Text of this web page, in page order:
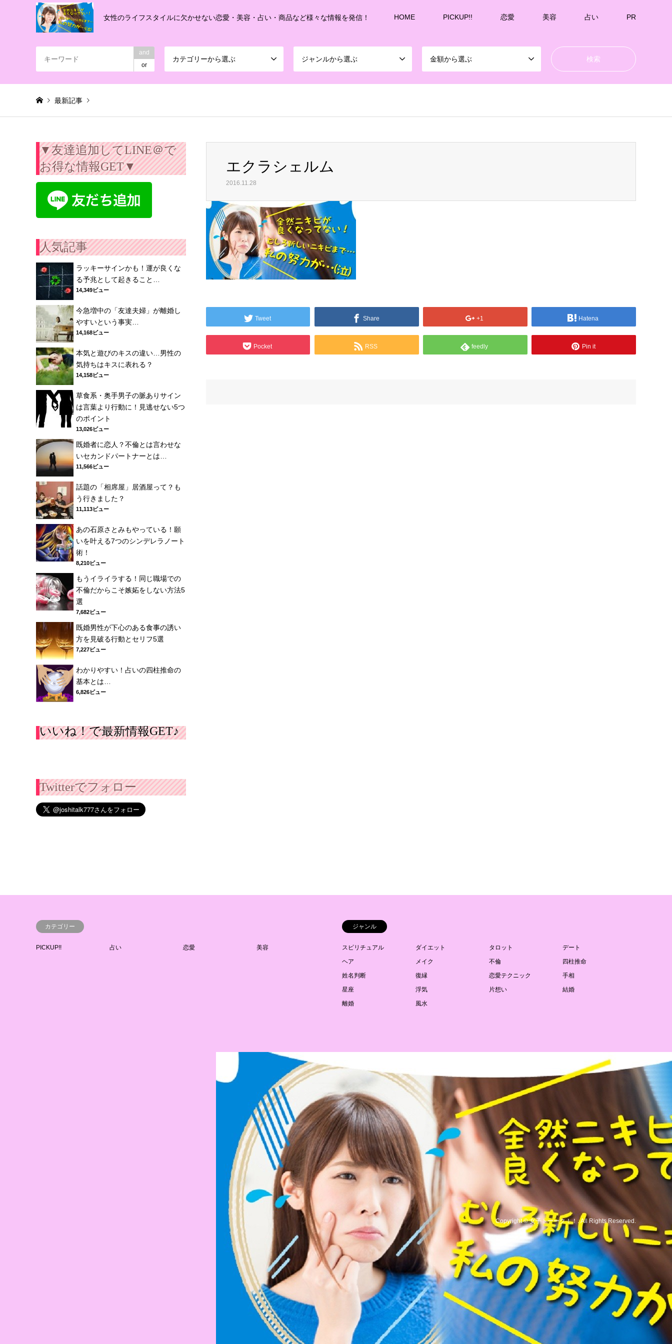
女性のライフスタイルに欠かせない恋愛・美容・占い・商品など様々な情報を発信！ HOME PICKUP!! 恋愛 美容 占い PR
and
or
カテゴリーから選ぶ ジャンルから選ぶ 金額から選ぶ
最新記事
エクラシェルム エクラシェルム
2016.11.28
Tweet Share +1 Hatena
Pocket RSS feedly Pin it
▼友達追加してLINE＠で
お得な情報GET▼
人気記事
ラッキーサインかも！運が良くな
る予兆として起きること…
14,349ビュー
今急増中の「友達夫婦」が離婚し
やすいという事実…
14,168ビュー
本気と遊びのキスの違い…男性の
気持ちはキスに表れる？
14,158ビュー
草食系・奥手男子の脈ありサイン
は言葉より行動に！見逃せない5つ
のポイント
13,026ビュー
既婚者に恋人？不倫とは言わせな
いセカンドパートナーとは…
11,566ビュー
話題の「相席屋」居酒屋って？も
う行きました？
11,113ビュー
あの石原さとみもやっている！願
いを叶える7つのシンデレラノート
術！
8,210ビュー
もうイライラする！同じ職場での
不倫だからこそ嫉妬をしない方法5
選
7,682ビュー
既婚男性が下心のある食事の誘い
方を見破る行動とセリフ5選
7,227ビュー
わかりやすい！占いの四柱推命の
基本とは…
6,826ビュー
いいね！で最新情報GET♪
Twitterでフォロー
カテゴリー
PICKUP!! 占い 恋愛 美容
ジャンル
スピリチュアル ダイエット タロット
デート
ヘア
メイク 不倫
四柱推命
姓名判断
復縁 恋愛テクニック
手相
星座
浮気 片想い
結婚
離婚
風水
Copyright©女子トーーク！！ . All Rights Reserved.